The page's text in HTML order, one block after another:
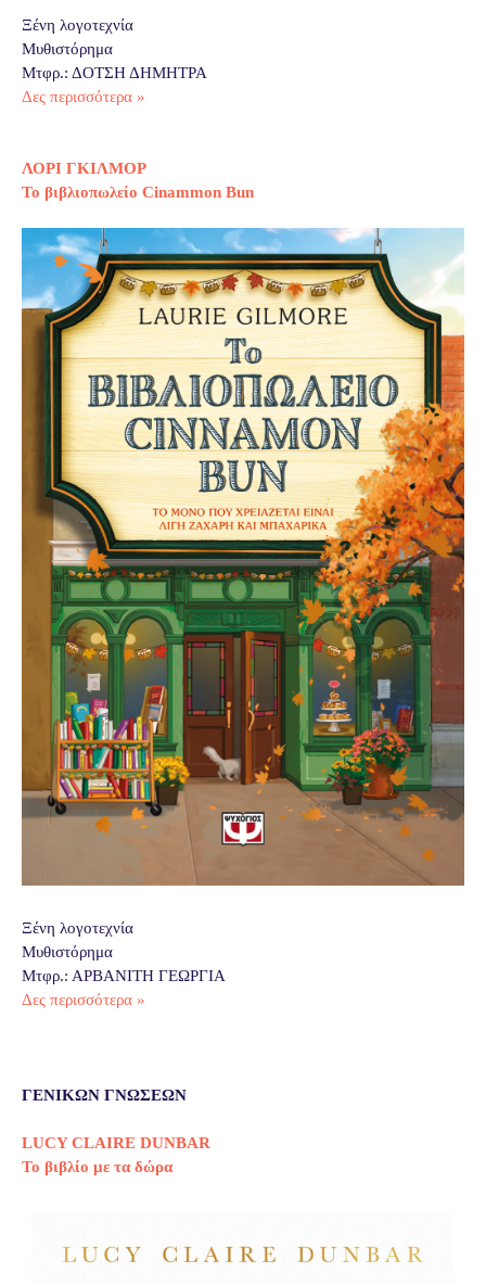
Ξένη λογοτεχνία
Μυθιστόρημα
Μτφρ.: ΔΟΤΣΗ ΔΗΜΗΤΡΑ
Δες περισσότερα »
ΛΟΡΙ ΓΚΙΛΜΟΡ
Το βιβλιοπωλείο Cinammon Bun
Ξένη λογοτεχνία
Μυθιστόρημα
Μτφρ.: ΑΡΒΑΝΙΤΗ ΓΕΩΡΓΙΑ
Δες περισσότερα »
ΓΕΝΙΚΩΝ ΓΝΩΣΕΩΝ
LUCY CLAIRE DUNBAR
Το βιβλίο με τα δώρα